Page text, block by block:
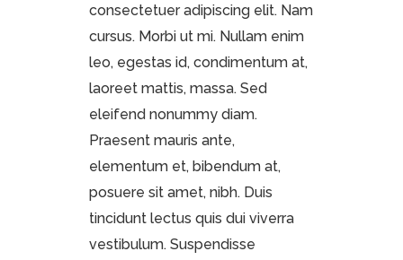
consectetuer adipiscing elit. Nam
cursus. Morbi ut mi. Nullam enim
leo, egestas id, condimentum at,
laoreet mattis, massa. Sed
eleifend nonummy diam.
Praesent mauris ante,
elementum et, bibendum at,
posuere sit amet, nibh. Duis
tincidunt lectus quis dui viverra
vestibulum. Suspendisse